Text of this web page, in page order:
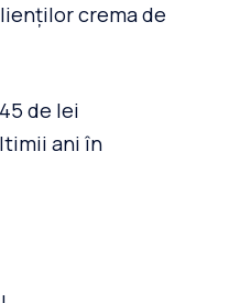
crema de
de lei
ani în